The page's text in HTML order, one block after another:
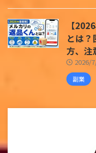
【
とは
方、注
2026/
副業